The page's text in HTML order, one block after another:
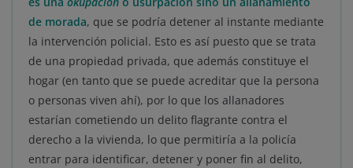
de morada, que se podría detener al instante mediante
la intervención policial. Esto es así puesto que se trata
de una propiedad privada, que además constituye el
hogar (en tanto que se puede acreditar que la persona
o personas viven ahí), por lo que los allanadores
estarían cometiendo un delito flagrante contra el
derecho a la vivienda, lo que permitiría a la policía
entrar para identificar, detener y poner fin al delito,